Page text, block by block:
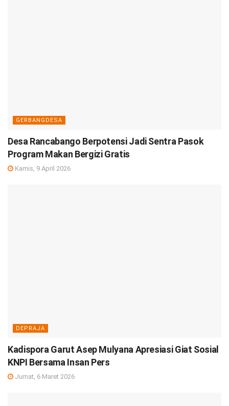
GERBANGDESA
Desa Rancabango Berpotensi Jadi Sentra Pasok
Program Makan Bergizi Gratis
Kamis, 9 April 2026
DEPRAJA
Kadispora Garut Asep Mulyana Apresiasi Giat Sosial
KNPI Bersama Insan Pers
Jumat, 6 Maret 2026